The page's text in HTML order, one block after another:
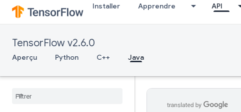
Installer Apprendre API
TensorFlow v2.6.0
Aperçu Python C++ Java
QuantizedConv2DWithBiasAndRelu
QuantizedConv2DWithBiasAndReluAndRequantize
QuantizedConv2DWithBiasSignedSumAndReluAndRequantize
QuantizedConv2DWithBiasSumAndRelu
QuantizedDepthwiseConv2D
Bias